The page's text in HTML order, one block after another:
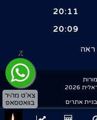
20:11
20:09
ראה
2026
אתרים
×
X
צא'ט מהיר
בוואטסאפ